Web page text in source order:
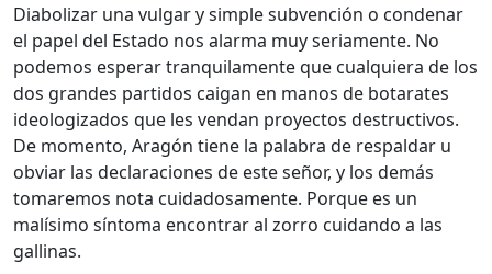
Diabolizar una vulgar y simple subvención o condenar
el papel del Estado nos alarma muy seriamente. No
podemos esperar tranquilamente que cualquiera de los
dos grandes partidos caigan en manos de botarates
ideologizados que les vendan proyectos destructivos.
De momento, Aragón tiene la palabra de respaldar u
obviar las declaraciones de este señor, y los demás
tomaremos nota cuidadosamente. Porque es un
malísimo síntoma encontrar al zorro cuidando a las
gallinas.